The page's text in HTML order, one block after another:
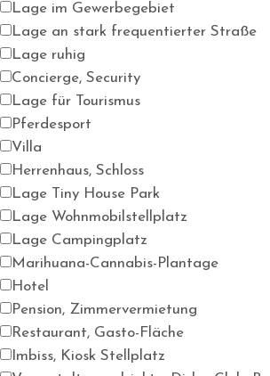
Lage im Gewerbegebiet
Lage an stark frequentierter Straße
Lage ruhig
Concierge, Security
Lage für Tourismus
Pferdesport
Villa
Herrenhaus, Schloss
Lage Tiny House Park
Lage Wohnmobilstellplatz
Lage Campingplatz
Marihuana-Cannabis-Plantage
Hotel
Pension, Zimmervermietung
Restaurant, Gasto-Fläche
Imbiss, Kiosk Stellplatz